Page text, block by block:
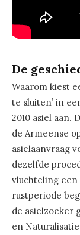
De
Waarom kiest
te sluiten’ in
2010 asiel aan.
de Armeense
asielaanvraag
dezelfde
vluchteling een
rustperiode
de asielzoeker
en